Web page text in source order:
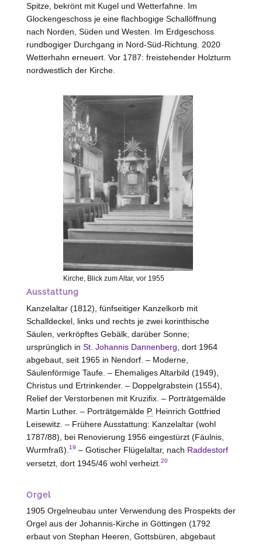
Spitze, bekrönt mit Kugel und Wetterfahne. Im
Glockengeschoss je eine flachbogige Schallöffnung
nach Norden, Süden und Westen . Im Erdgeschoss
rundbogiger Durchgang in Nord-Süd-Richtung. 2020
Wetterhahn erneuert. Vor 1787: freistehender Holzturm
nordwestlich der Kirche.
Kirche, Blick zum Altar, vor 1955
Ausstattung
Kanzelaltar (1812), fünfseitiger Kanzelkorb mit
Schalldeckel, links und rechts je zwei korinthische
Säulen, verkröpftes Gebälk, darüber Sonne;
ursprünglich in St. Johannis Dannenberg , dort 1964
abgebaut, seit 1965 in Nendorf. – Moderne,
Säulenförmige Taufe. – Ehemaliges Altarbild (1949),
Christus und Ertrinkender. – Doppelgrabstein (1554),
Relief der Verstorbenen mit Kruzifix. – Porträtgemälde
Martin Luther. – Porträtgemälde P. Heinrich Gottfried
Leisewitz. – Frühere Ausstattung: Kanzelaltar (wohl
1787/88), bei Renovierung 1956 eingestürzt (Fäulnis,
Wurmfraß). 19 – Gotischer Flügelaltar, nach Raddestorf
versetzt, dort 1945/46 wohl verheizt. 20
Orgel
1905 Orgelneubau unter Verwendung des Prospekts der
Orgel aus der Johannis-Kirche in Göttingen (1792
erbaut von Stephan Heeren, Gottsbüren, abgebaut